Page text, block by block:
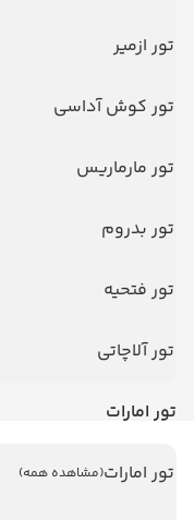
تور ازمیر
تور کوش آداسی
تور مارماریس
تور بدروم
تور فتحیه
تور آلاچاتی
تور امارات
تور امارات(مشاهده همه)
لینک های مفید